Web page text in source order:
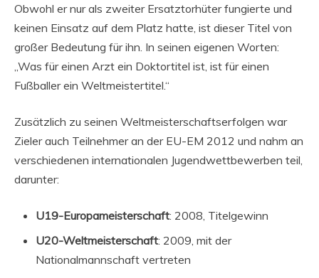
Obwohl er nur als zweiter Ersatztorhüter fungierte und
keinen Einsatz auf dem Platz hatte, ist dieser Titel von
großer Bedeutung für ihn. In seinen eigenen Worten:
„Was für einen Arzt ein Doktortitel ist, ist für einen
Fußballer ein Weltmeistertitel.“
Zusätzlich zu seinen Weltmeisterschaftserfolgen war
Zieler auch Teilnehmer an der EU-EM 2012 und nahm an
verschiedenen internationalen Jugendwettbewerben teil,
darunter:
U19-Europameisterschaft: 2008, Titelgewinn
U20-Weltmeisterschaft: 2009, mit der
Nationalmannschaft vertreten